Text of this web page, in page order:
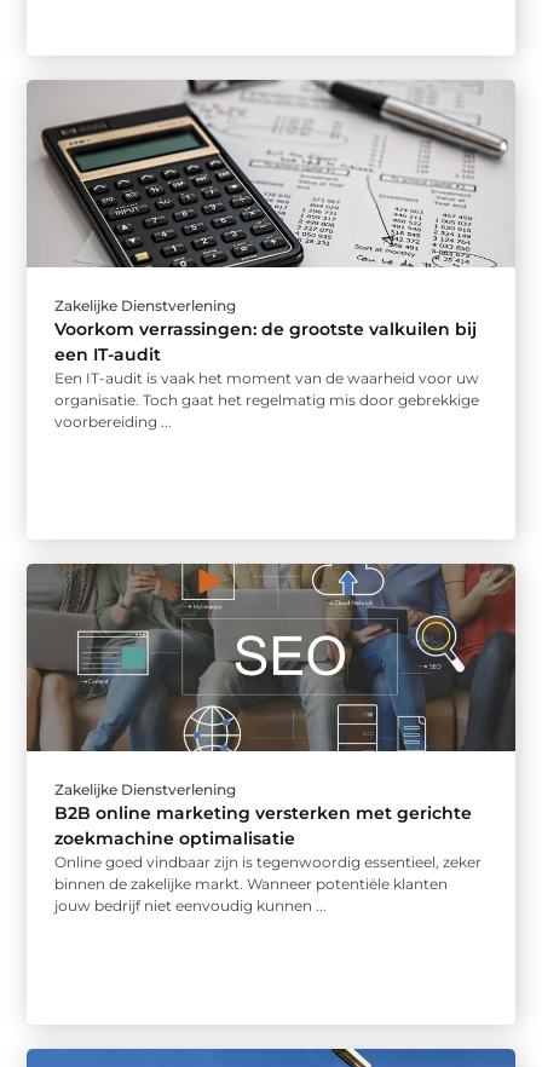
Zakelijke Dienstverlening
Voorkom verrassingen: de grootste valkuilen bij
een IT-audit
Een IT-audit is vaak het moment van de waarheid voor uw
organisatie. Toch gaat het regelmatig mis door gebrekkige
voorbereiding ...
Zakelijke Dienstverlening
B2B online marketing versterken met gerichte
zoekmachine optimalisatie
Online goed vindbaar zijn is tegenwoordig essentieel, zeker
binnen de zakelijke markt. Wanneer potentiële klanten
jouw bedrijf niet eenvoudig kunnen ...